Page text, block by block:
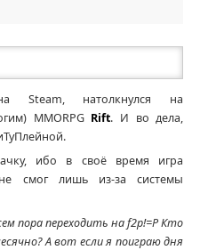
Steam, натолкнулся на
MMORPG Rift. И во дела,
ибо в своё время игра
смог лишь из-за системы
пора переходить на f2p!=Р Кто
А вот если я поиграю дня